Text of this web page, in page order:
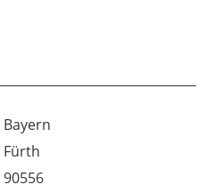
Bayern
Fürth
90556